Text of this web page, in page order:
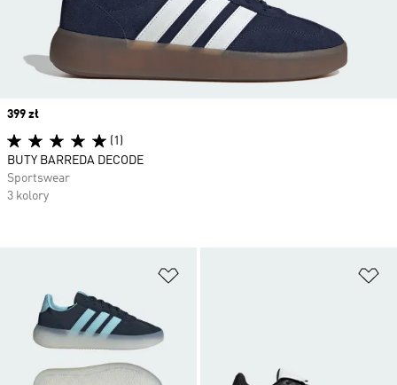
Price
399 zł
(1)
BUTY BARREDA DECODE
Sportswear
3 kolory